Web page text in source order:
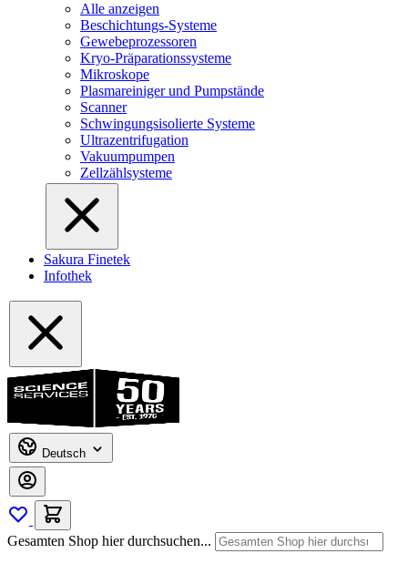
Alle anzeigen
Beschichtungs-Systeme
Gewebeprozessoren
Kryo-Präparationssysteme
Mikroskope
Plasmareiniger und Pumpstände
Scanner
Schwingungsisolierte Systeme
Ultrazentrifugation
Vakuumpumpen
Zellzählsysteme
Sakura Finetek
Infothek
Deutsch
Gesamten Shop hier durchsuchen...